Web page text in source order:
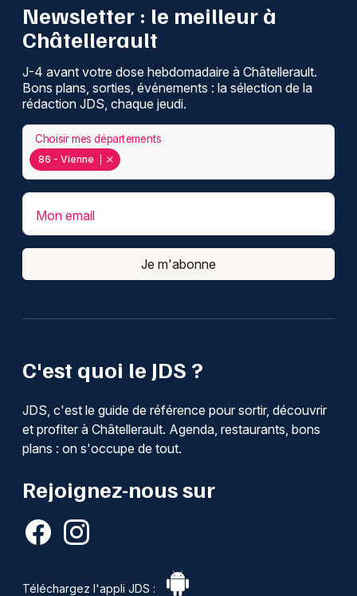
C'est quoi le JDS ?
JDS, c'est le guide de référence pour sortir, découvrir
et profiter à Châtellerault. Agenda, restaurants, bons
plans : on s'occupe de tout.
Rejoignez-nous sur
Téléchargez l'appli JDS :
Newsletter : le meilleur à
Châtellerault
J-4 avant votre dose hebdomadaire à Châtellerault.
Bons plans, sorties, événements : la sélection de la
rédaction JDS, chaque jeudi.
86 - Vienne
Choisir mes départements
Mon email
Je m'abonne